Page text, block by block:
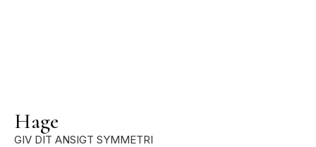
Hage
GIV DIT ANSIGT SYMMETRI